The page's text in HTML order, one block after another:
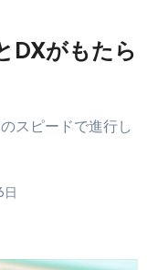
DXがもたら